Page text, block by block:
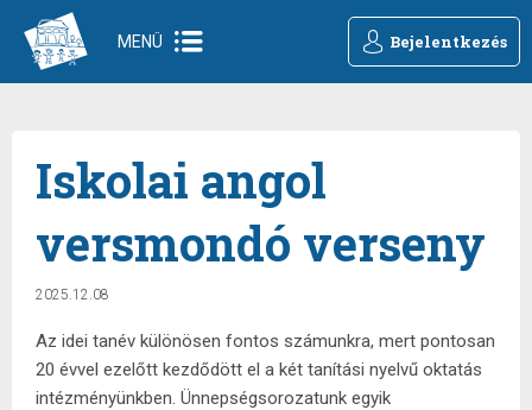
MENÜ Bejelentkezés
Iskolai angol
versmondó verseny
2025.12.08
Az idei tanév különösen fontos számunkra, mert pontosan
20 évvel ezelőtt kezdődött el a két tanítási nyelvű oktatás
intézményünkben. Ünnepségsorozatunk egyik